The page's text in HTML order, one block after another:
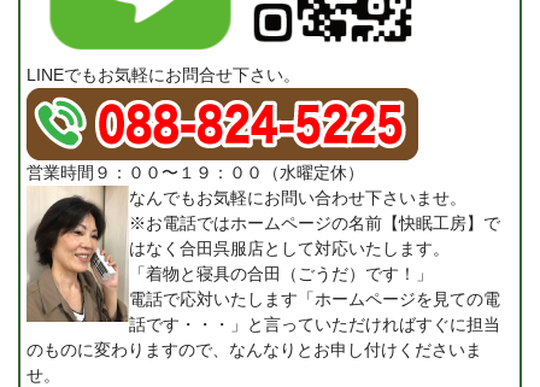
LINEでもお気軽にお問合せ下さい。
営業時間９：００〜１９：００（水曜定休）
なんでもお気軽にお問い合わせ下さいませ。
※お電話ではホームページの名前【快眠工房】で
はなく合田呉服店として対応いたします。
「着物と寝具の合田（ごうだ）です！」
電話で応対いたします「ホームページを見ての電
話です・・・」と言っていただければすぐに担当
のものに変わりますので、なんなりとお申し付けくださいま
せ。